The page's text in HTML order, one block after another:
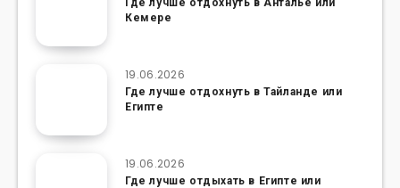
Где лучше отдохнуть в Анталье или
Кемере
19.06.2026
Где лучше отдохнуть в Тайланде или
Египте
19.06.2026
Где лучше отдыхать в Египте или